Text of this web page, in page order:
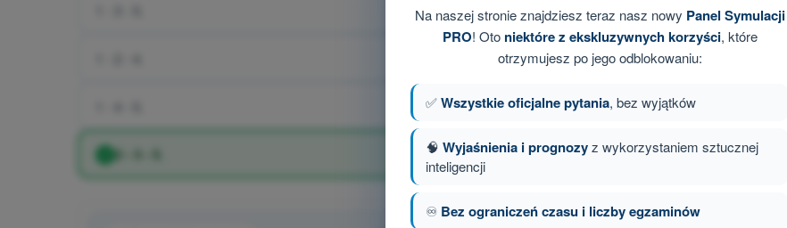
2 - 3 - 5.
Na naszej stronie znajdziesz teraz nasz nowy Panel Symulacji
PRO! Oto niektóre z ekskluzywnych korzyści, które
otrzymujesz po jego odblokowaniu:
✅Wszystkie oficjalne pytania, bez wyjątków
🧠 Wyjaśnienia i prognozyz wykorzystaniem sztucznej
inteligencji
♾️ Bez ograniczeń czasu i liczby egzaminów